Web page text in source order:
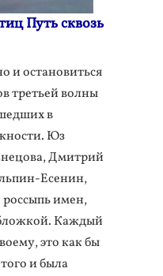
Путь сквозь
и остановиться
третьей волны
в
Юз
Дмитрий
Есенин,
имен,
Каждый
это как бы
и была